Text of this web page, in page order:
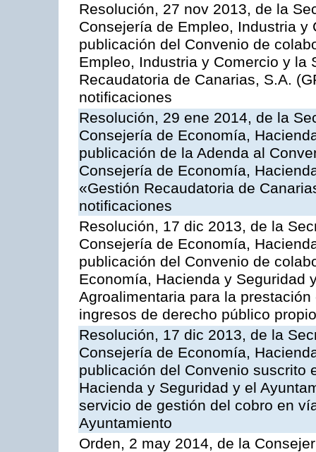
Resolución, 27 nov 2013, de la
Consejería de Empleo, Industria
publicación del Convenio de
Empleo, Industria y Comercio y la
Recaudatoria de Canarias, S.A.
notificaciones
Resolución, 29 ene 2014, de la
Consejería de Economía,
publicación de la Adenda al
Consejería de Economía,
«Gestión Recaudatoria de
notificaciones
Resolución, 17 dic 2013, de la
Consejería de Economía,
publicación del Convenio de
Economía, Hacienda y Seguridad
Agroalimentaria para la
ingresos de derecho público
Resolución, 17 dic 2013, de la
Consejería de Economía,
publicación del Convenio suscrito
Hacienda y Seguridad y el
servicio de gestión del cobro en
Ayuntamiento
Orden, 2 may 2014, de la